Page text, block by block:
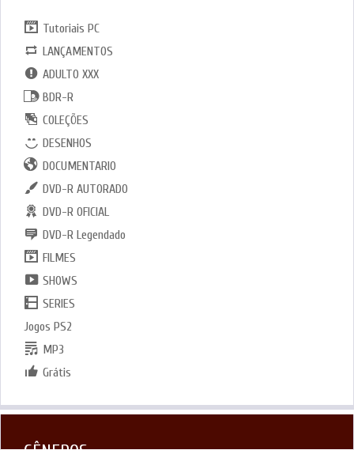
Tutoriais PC
LANÇAMENTOS
ADULTO XXX
BDR-R
COLEÇÕES
DESENHOS
DOCUMENTARIO
DVD-R AUTORADO
DVD-R OFICIAL
DVD-R Legendado
FILMES
SHOWS
SERIES
Jogos PS2
MP3
Grátis